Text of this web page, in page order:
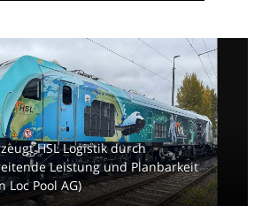
HSL Logistik durch
Leistung und Planbarkeit
Loc Pool AG)